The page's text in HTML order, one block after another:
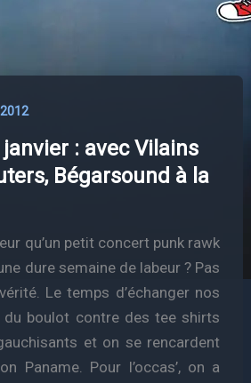
: avec Vilains
Bégarsound à la
qu’un petit concert punk rawk
dure semaine de labeur ? Pas
Le temps d’échanger nos
du boulot contre des tee shirts
et on se rencardent
Paname. Pour l’occas’, on a